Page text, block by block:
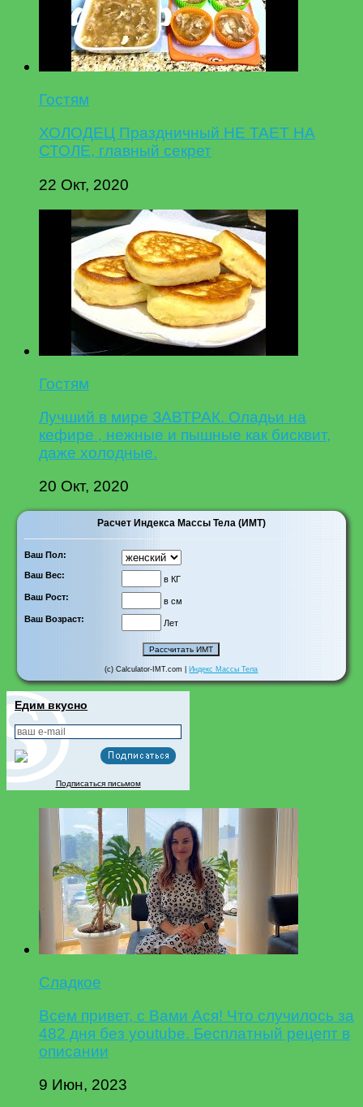
Гостям
ХОЛОДЕЦ Праздничный НЕ ТАЕТ НА
СТОЛЕ, главный секрет
22 Окт, 2020
Гостям
Лучший в мире ЗАВТРАК. Оладьи на
кефире , нежные и пышные как бисквит,
даже холодные.
20 Окт, 2020
Расчет Индекса Массы Тела (ИМТ)
Ваш Пол:
Ваш Вес:
в КГ
Ваш Рост:
в см
Ваш Возраст:
Лет
(c) Calculator-IMT.com | Индекс Массы Тела
Едим вкусно
Подписаться письмом
Сладкое
Всем привет, с Вами Ася! Что случилось за
482 дня без youtube. Бесплатный рецепт в
описании
9 Июн, 2023